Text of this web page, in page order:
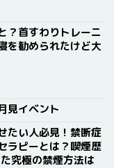
？首すわりトレーニ
を勧められたけど大
見イベント
たい人必見！禁断症
ラピーとは？喫煙歴
究極の禁煙方法は